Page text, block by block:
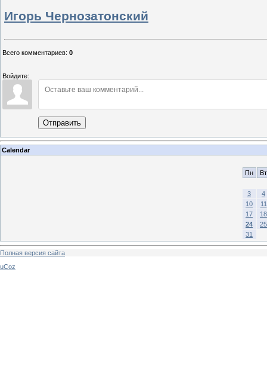
Игорь Чернозатонский
Всего комментариев: 0
Войдите:
Отправить
Calendar
Пн Вт
3
4
10
11
17
18
24
25
31
Полная версия сайта
uCoz